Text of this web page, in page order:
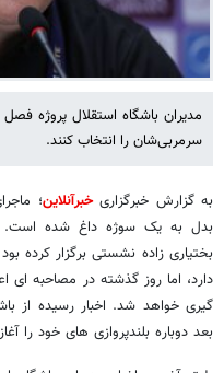
مدیران باشگاه استقلال پروژه
سرمربی‌شان را انتخاب کنند.
به گزارش خبرگزاریخبرآنلاین؛
بدل به یک سوژه داغ شده است.
بختیاری زاده نشستی برگزار کرده
دارد، اما روز گذشته در مصاحبه ای
گیری خواهد شد. اخبار رسیده از
بعد دوباره بلندپروازی های خود را